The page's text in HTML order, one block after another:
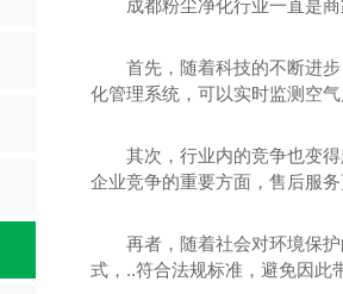
成都粉尘净化行业一直是
首先，随着科技的不断进
化管理系统，可以实时监测空
其次，行业内的竞争也变
企业竞争的重要方面，售后服
再者，随着社会对环境保
式，..符合法规标准，避免因此